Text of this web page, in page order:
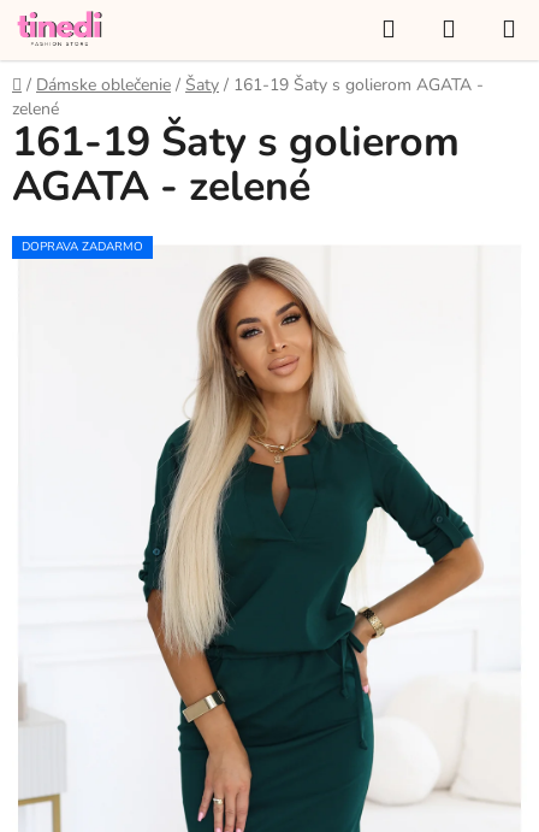
Prejsť
obsah
Hľadať
KOŠÍK
Domov
/ Dámske oblečenie / Šaty / 161-19 Šaty s golierom AGATA -
zelené
161-19 Šaty s golierom
AGATA - zelené
DOPRAVA ZADARMO